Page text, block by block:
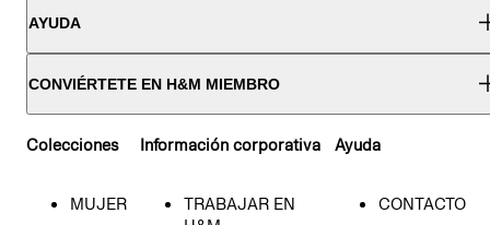
AYUDA
CONVIÉRTETE EN H&M MIEMBRO
Colecciones
MUJER
Información corporativa
TRABAJAR EN
Ayuda
CONTACTO